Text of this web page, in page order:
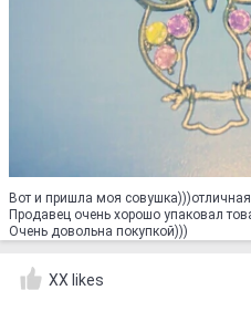
Вот и пришла моя
Продавец очень хорошо упаковал
Очень довольна покупкой)))
XX likes